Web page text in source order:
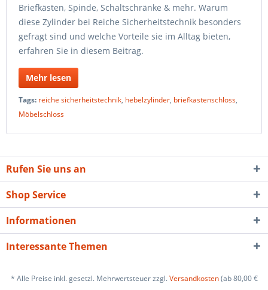
Briefkästen, Spinde, Schaltschränke & mehr. Warum
diese Zylinder bei Reiche Sicherheitstechnik besonders
gefragt sind und welche Vorteile sie im Alltag bieten,
erfahren Sie in diesem Beitrag.
Mehr lesen
Tags: reiche sicherheitstechnik, hebelzylinder, briefkastenschloss,
Möbelschloss
Rufen Sie uns an
Shop Service
Informationen
Interessante Themen
* Alle Preise inkl. gesetzl. Mehrwertsteuer zzgl.Versandkosten(ab 80,00 €